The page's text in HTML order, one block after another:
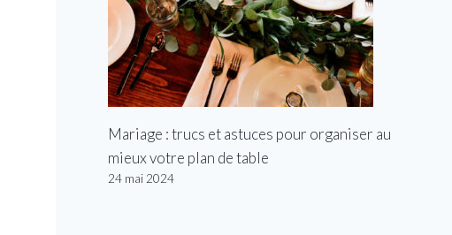
Mariage : trucs et astuces pour organiser au
mieux votre plan de table
24 mai 2024